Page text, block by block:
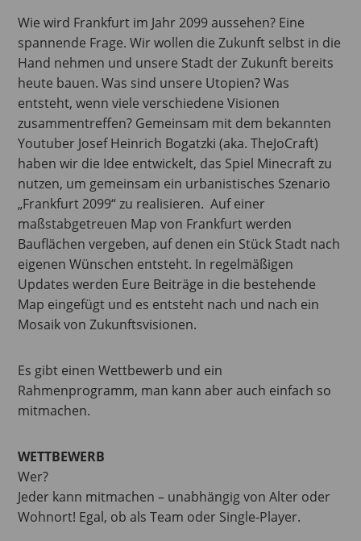
Wie wird Frankfurt im Jahr 2099 aussehen? Eine
spannende Frage. Wir wollen die Zukunft selbst in die
Hand nehmen und unsere Stadt der Zukunft bereits
heute bauen. Was sind unsere Utopien? Was
entsteht, wenn viele verschiedene Visionen
zusammentreffen? Gemeinsam mit dem bekannten
Youtuber Josef Heinrich Bogatzki (aka. TheJoCraft)
haben wir die Idee entwickelt, das Spiel Minecraft zu
nutzen, um gemeinsam ein urbanistisches Szenario
„Frankfurt 2099“ zu realisieren. Auf einer
maßstabgetreuen Map von Frankfurt werden
Bauflächen vergeben, auf denen ein Stück Stadt nach
eigenen Wünschen entsteht. In regelmäßigen
Updates werden Eure Beiträge in die bestehende
Map eingefügt und es entsteht nach und nach ein
Mosaik von Zukunftsvisionen.
Es gibt einen Wettbewerb und ein
Rahmenprogramm, man kann aber auch einfach so
mitmachen.
WETTBEWERB
Wer?
Jeder kann mitmachen – unabhängig von Alter oder
Wohnort! Egal, ob als Team oder Single-Player.